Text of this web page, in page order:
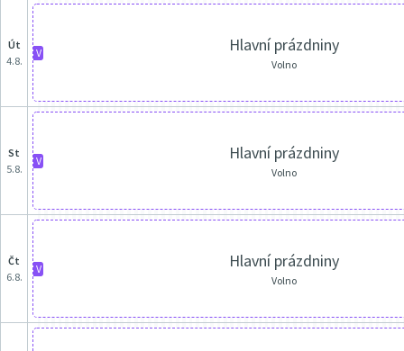
út
4.8.
V Hlavní prázdniny
Volno
st
5.8.
V Hlavní prázdniny
Volno
čt
6.8.
V Hlavní prázdniny
Volno